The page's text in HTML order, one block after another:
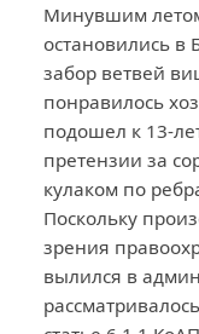
Минувшим
остановились в
забор ветвей
понравилось
подошел к 13-
претензии за
кулаком по
Поскольку
зрения
вылился в